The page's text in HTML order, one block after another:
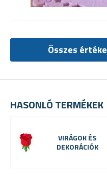
HASONLÓ TERMÉKEK
VIRÁGOK ÉS
DEKORÁCIÓK
Összes